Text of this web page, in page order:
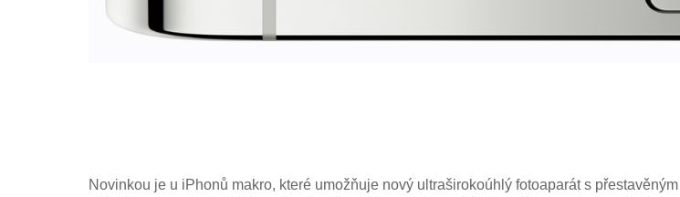
Novinkou je u iPhonů makro, které umožňuje nový ultraširokoúhlý fotoaparát s přestavěným